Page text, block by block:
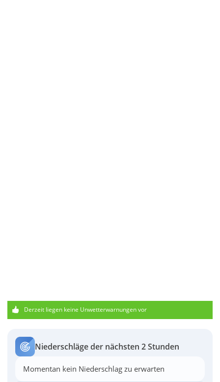
Derzeit liegen keine Unwetterwarnungen vor
Niederschläge der nächsten 2 Stunden
Momentan kein Niederschlag zu erwarten